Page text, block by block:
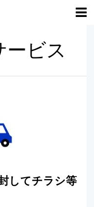
ス
ービス
してチラシ等